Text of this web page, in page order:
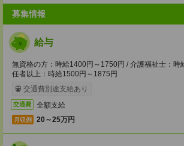
募集情報
給与
無資格の方：時給1400円～1750円 / 介護福祉士：時
任者以上：時給1500円～1875円
交通費別途支給あり
交通費 全額支給
月収例 20～25万円